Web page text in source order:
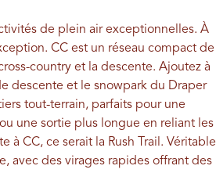
de plein air exceptionnelles. À
CC est un réseau compact de
country et la descente. Ajoutez à
descente et le snowpark du Draper
tout-terrain, parfaits pour une
une sortie plus longue en reliant les
à CC, ce serait la Rush Trail. Véritable
avec des virages rapides offrant des